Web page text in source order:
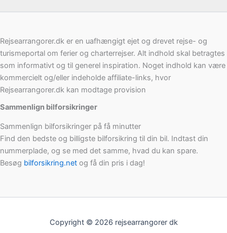
Rejsearrangorer.dk er en uafhængigt ejet og drevet rejse- og
turismeportal om ferier og charterrejser. Alt indhold skal betragtes
som informativt og til generel inspiration. Noget indhold kan være
kommercielt og/eller indeholde affiliate-links, hvor
Rejsearrangorer.dk kan modtage provision
Sammenlign bilforsikringer
Sammenlign bilforsikringer på få minutter
Find den bedste og billigste bilforsikring til din bil. Indtast din
nummerplade, og se med det samme, hvad du kan spare.
Besøg bilforsikring.net og få din pris i dag!
Copyright © 2026 rejsearrangorer dk